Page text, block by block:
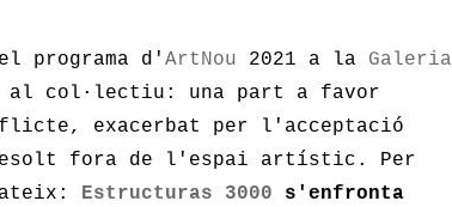
programa d' ArtNou 2021 a la Galeria
col·lectiu: una part a favor
exacerbat per l'acceptació
fora de l'espai artístic. Per
Estructuras 3000 s'enfronta